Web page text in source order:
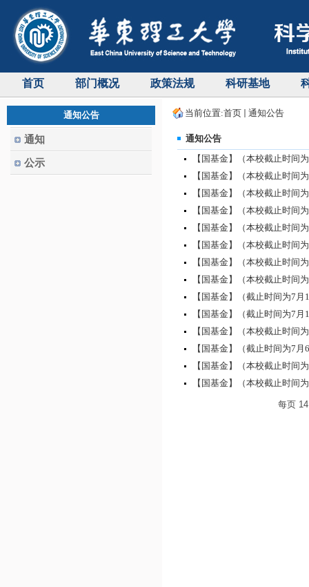
首页 部门概况 政策法规 科研基地
通知公告
通知
公示
当前位置:首页 通知公告
通知公告
【国基金】（本校截止时间
【国基金】（本校截止时间
【国基金】（本校截止时间
【国基金】（本校截止时间
【国基金】（本校截止时间
【国基金】（本校截止时间
【国基金】（本校截止时间
【国基金】（本校截止时间
【国基金】（截止时间为7
【国基金】（截止时间为7
【国基金】（本校截止时间
【国基金】（截止时间为7
【国基金】（本校截止时间
【国基金】（本校截止时间
每页 14